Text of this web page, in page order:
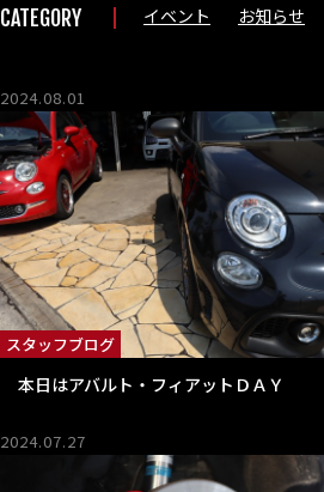
CATEGORY イベント お知らせ
2024.08.01
スタッフブログ
本日はアバルト・フィアットＤＡＹ
2024.07.27